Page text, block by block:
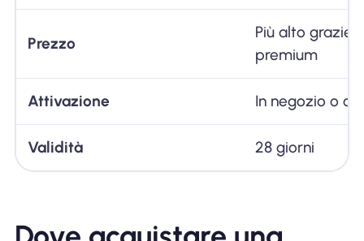
Prezzo
Più alto grazie
premium
Attivazione In negozio o
Validità 28 giorni